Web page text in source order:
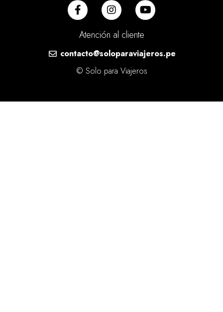
Atención al cliente
contacto@soloparaviajeros.pe
© Solo para Viajeros